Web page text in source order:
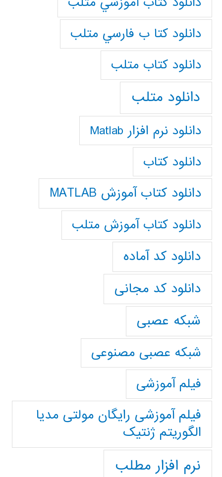
دانلود كتا ب فارسي متلب
دانلود كتاب متلب
دانلود متلب
دانلود نرم افزار Matlab
دانلود کتاب
دانلود کتاب آموزش MATLAB
دانلود کتاب آموزش متلب
دانلود کد آماده
دانلود کد مجانی
شبکه عصبی
شبکه عصبی مصنوعی
فیلم آموزشی
فیلم آموزشی رایگان مولتی مدیا
الگوریتم ژنتیک
نرم افزار مطلب